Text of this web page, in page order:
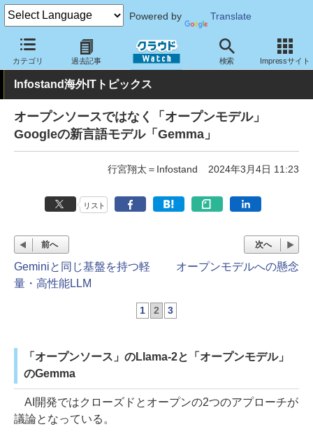
Powered by Translate
カテゴリ 過去記事 検索 Impressサイト
クラウド Watch トピック 業界動向
Infostand海外ITトピックス
オープンソースではなく「オープンモデル」
Googleの新言語モデル「Gemma」
行宮翔太＝Infostand 2024年3月4日 11:23
リスト
前へ
Geminiと同じ基盤を持つ軽
量・高性能LLM
次へ
オープンモデルへの懸念
1 2 3
「オープンソース」のLlama-2と「オープンモデル」
のGemma
AI開発ではクローズドとオープンの2つのアプローチが
議論となっている。